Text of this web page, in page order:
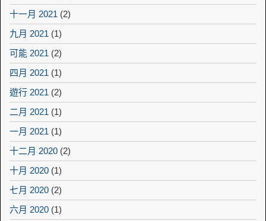
十一月 2021 (2)
九月 2021 (1)
可能 2021 (2)
四月 2021 (1)
遊行 2021 (2)
二月 2021 (1)
一月 2021 (1)
十二月 2020 (2)
十月 2020 (1)
七月 2020 (2)
六月 2020 (1)